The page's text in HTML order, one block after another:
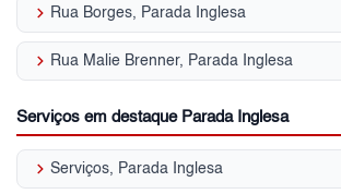
keyboard_arrow_right Rua Borges, Parada Inglesa
keyboard_arrow_right Rua Malie Brenner, Parada Inglesa
Serviços em destaque Parada Inglesa
keyboard_arrow_right Serviços, Parada Inglesa